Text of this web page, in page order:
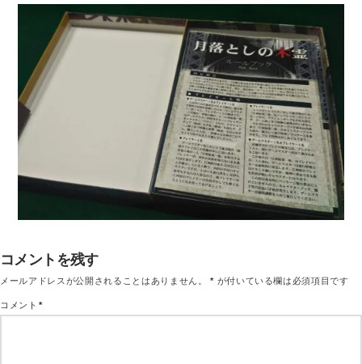
コメントを残す
メールアドレスが公開されることはありません。 * が付いている欄は必須項目です
コメント*